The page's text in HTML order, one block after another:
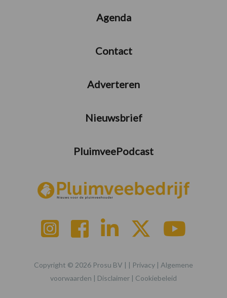
Agenda
Contact
Adverteren
Nieuwsbrief
PluimveePodcast
Copyright © 2026 Prosu BV | | Privacy | Algemene
voorwaarden | Disclaimer | Cookiebeleid